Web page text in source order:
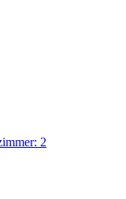
2